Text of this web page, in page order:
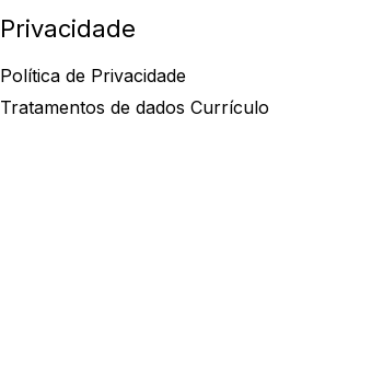
Privacidade
Política de Privacidade
Tratamentos de dados Currículo